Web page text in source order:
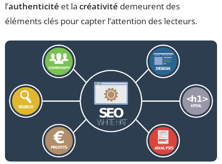
l’authenticité et la créativité demeurent des
éléments clés pour capter l’attention des lecteurs.